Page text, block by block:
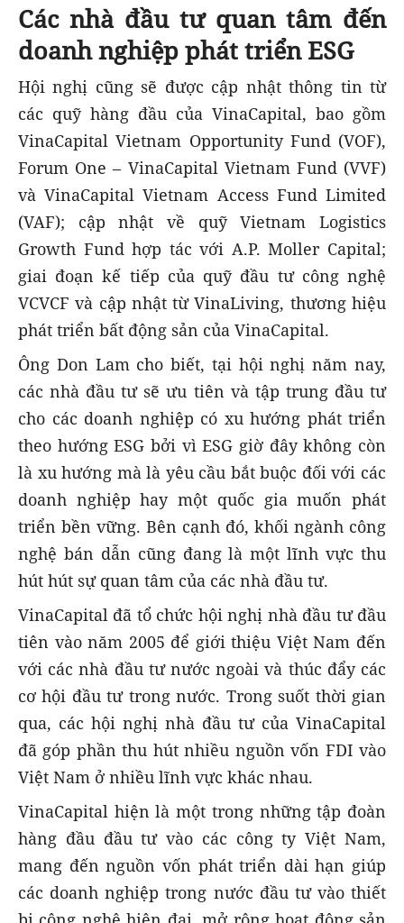
Các nhà đầu tư quan tâm đến
doanh nghiệp phát triển ESG
Hội nghị cũng sẽ được cập nhật thông tin từ
các quỹ hàng đầu của VinaCapital, bao gồm
VinaCapital Vietnam Opportunity Fund (VOF),
Forum One – VinaCapital Vietnam Fund (VVF)
và VinaCapital Vietnam Access Fund Limited
(VAF); cập nhật về quỹ Vietnam Logistics
Growth Fund hợp tác với A.P. Moller Capital;
giai đoạn kế tiếp của quỹ đầu tư công nghệ
VCVCF và cập nhật từ VinaLiving, thương hiệu
phát triển bất động sản của VinaCapital.
Ông Don Lam cho biết, tại hội nghị năm nay,
các nhà đầu tư sẽ ưu tiên và tập trung đầu tư
cho các doanh nghiệp có xu hướng phát triển
theo hướng ESG bởi vì ESG giờ đây không còn
là xu hướng mà là yêu cầu bắt buộc đối với các
doanh nghiệp hay một quốc gia muốn phát
triển bền vững. Bên cạnh đó, khối ngành công
nghệ bán dẫn cũng đang là một lĩnh vực thu
hút hút sự quan tâm của các nhà đầu tư.
VinaCapital đã tổ chức hội nghị nhà đầu tư đầu
tiên vào năm 2005 để giới thiệu Việt Nam đến
với các nhà đầu tư nước ngoài và thúc đẩy các
cơ hội đầu tư trong nước. Trong suốt thời gian
qua, các hội nghị nhà đầu tư của VinaCapital
đã góp phần thu hút nhiều nguồn vốn FDI vào
Việt Nam ở nhiều lĩnh vực khác nhau.
VinaCapital hiện là một trong những tập đoàn
hàng đầu đầu tư vào các công ty Việt Nam,
mang đến nguồn vốn phát triển dài hạn giúp
các doanh nghiệp trong nước đầu tư vào thiết